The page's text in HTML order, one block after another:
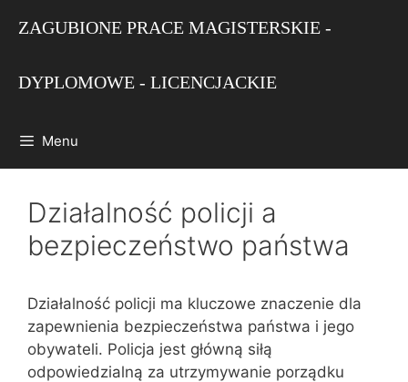
ZAGUBIONE PRACE MAGISTERSKIE -
DYPLOMOWE - LICENCJACKIE
Menu
Działalność policji a
bezpieczeństwo państwa
Działalność policji ma kluczowe znaczenie dla
zapewnienia bezpieczeństwa państwa i jego
obywateli. Policja jest główną siłą
odpowiedzialną za utrzymywanie porządku